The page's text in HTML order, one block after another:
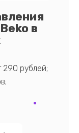
в
290 рублей;